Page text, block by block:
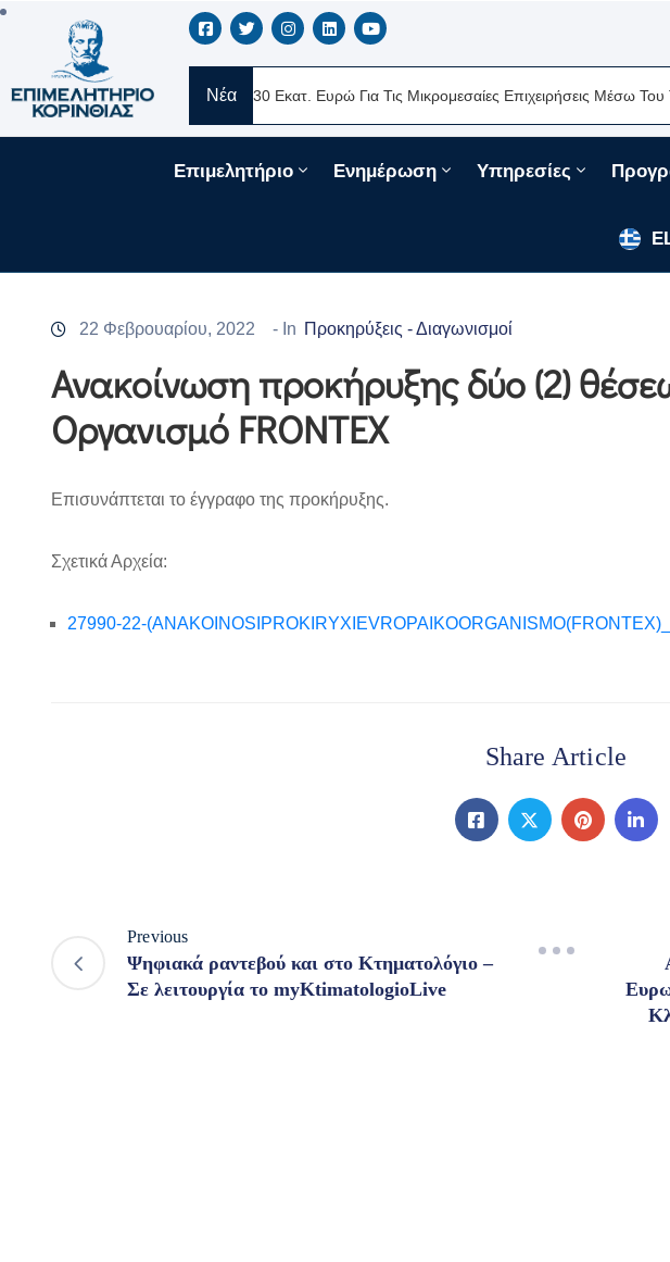
Νέα
Ελλάς Νέα Δάνεια 330 Εκατ. Ευρώ Για Τις Μικρομεσαίες Επιχειρήσεις Μέσω Του ΤΕΠΙΧ
Επιμελητήριο Ενημέρωση Υπηρεσίες
22 Φεβρουαρίου, 2022 - In Προκηρύξεις - Διαγωνισμοί
Ανακοίνωση προκήρυξης δύο (2)
Οργανισμό FRONTEX
Επισυνάπτεται το έγγραφο της προκήρυξης.
Σχετικά Αρχεία:
27990-22-
Share Article
Previous
Ψηφιακά ραντεβού και στο Κτηματολόγιο –
Σε λειτουργία το myKtimatologioLive